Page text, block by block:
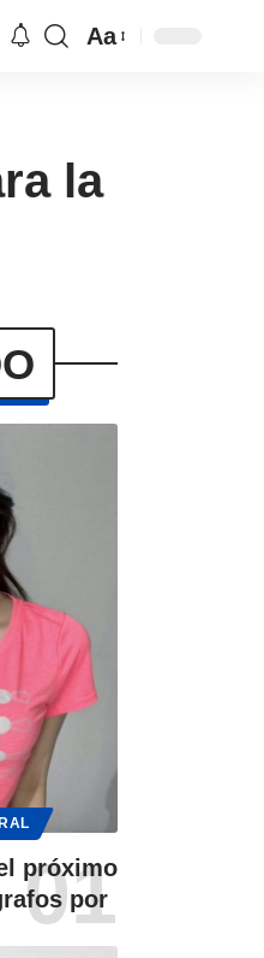
Aa
la
próximo
por